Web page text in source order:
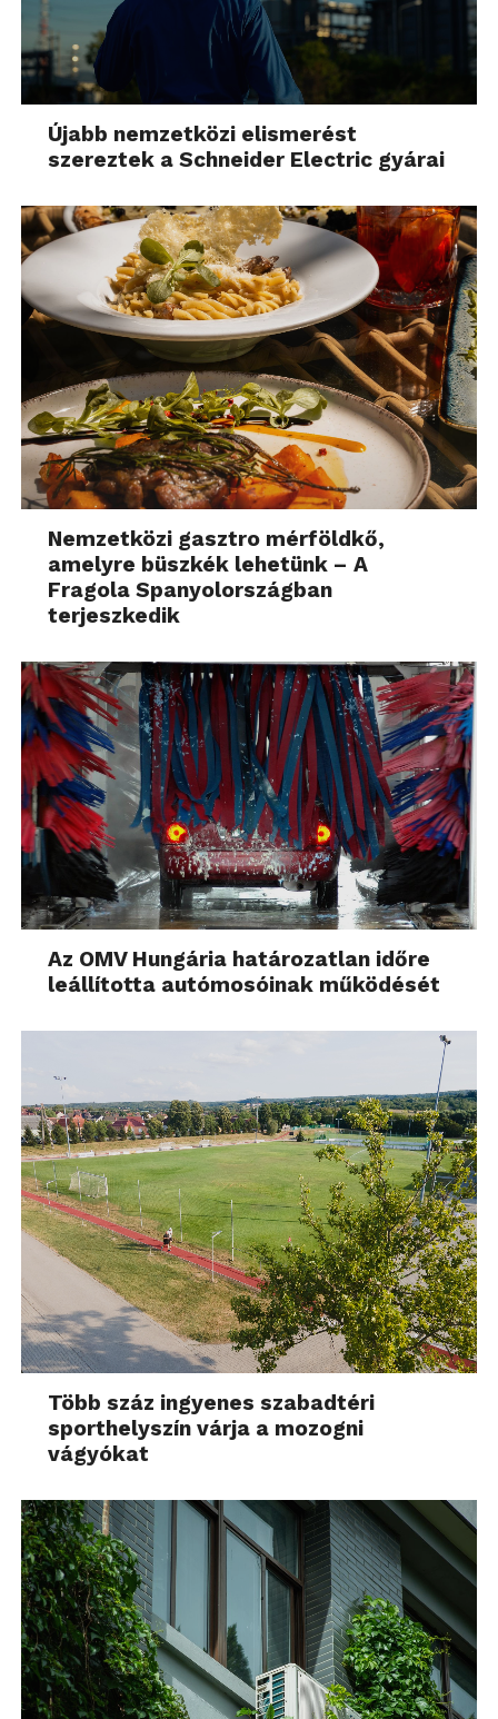
Újabb nemzetközi elismerést
szereztek a Schneider Electric gyárai
Nemzetközi gasztro mérföldkő,
amelyre büszkék lehetünk – A
Fragola Spanyolországban
terjeszkedik
Az OMV Hungária határozatlan időre
leállította autómosóinak működését
Több száz ingyenes szabadtéri
sporthelyszín várja a mozogni
vágyókat